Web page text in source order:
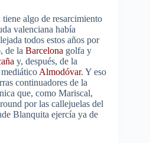
algo de resarcimiento
valenciana había
todos estos años por
de la Barcelona golfa y
y, después, de la
Almodóvar. Y eso
continuadores de la
que, como Mariscal,
por las callejuelas del
Blanquita ejercía ya de